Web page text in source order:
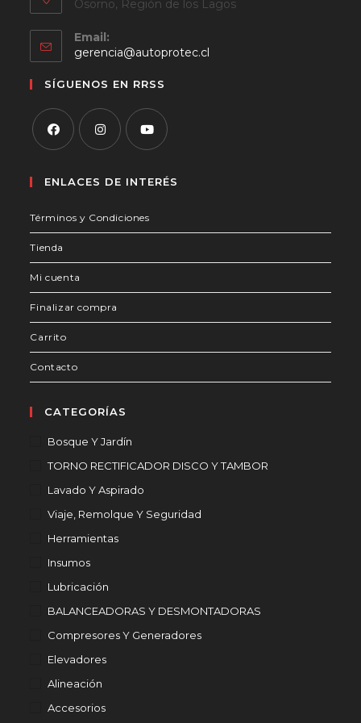
Osorno, Región de los Lagos
Email:
gerencia@autoprotec.cl
SÍGUENOS EN RRSS
abre
una
pestaña
abre
una
pestaña
abre
una
pestaña
ENLACES DE INTERÉS
Términos y Condiciones
Tienda
Mi cuenta
Finalizar compra
Carrito
Contacto
CATEGORÍAS
Bosque Y Jardín
TORNO RECTIFICADOR DISCO Y TAMBOR
Lavado Y Aspirado
Viaje, Remolque Y Seguridad
Herramientas
Insumos
Lubricación
BALANCEADORAS Y DESMONTADORAS
Compresores Y Generadores
Elevadores
Alineación
Accesorios